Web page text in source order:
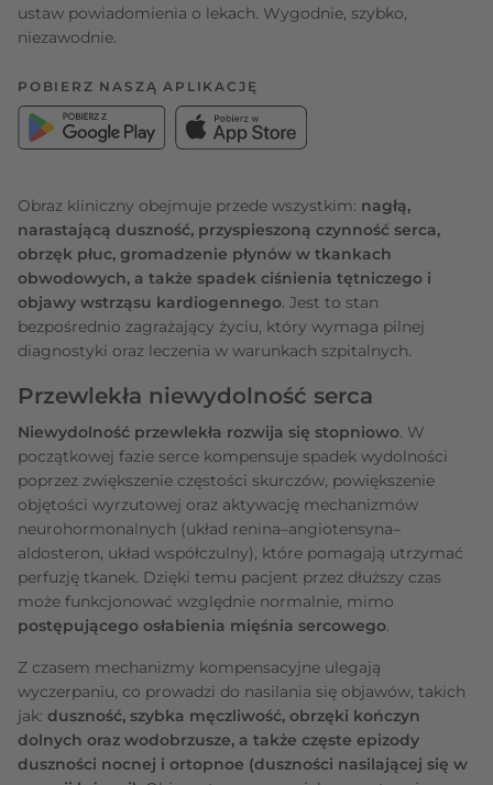
ustaw powiadomienia o lekach. Wygodnie, szybko,
niezawodnie.
POBIERZ NASZĄ APLIKACJĘ
Obraz kliniczny obejmuje przede wszystkim: nagłą,
narastającą duszność, przyspieszoną czynność serca,
obrzęk płuc, gromadzenie płynów w tkankach
obwodowych, a także spadek ciśnienia tętniczego i
objawy wstrząsu kardiogennego. Jest to stan
bezpośrednio zagrażający życiu, który wymaga pilnej
diagnostyki oraz leczenia w warunkach szpitalnych.
Przewlekła niewydolność serca
Niewydolność przewlekła rozwija się stopniowo. W
początkowej fazie serce kompensuje spadek wydolności
poprzez zwiększenie częstości skurczów, powiększenie
objętości wyrzutowej oraz aktywację mechanizmów
neurohormonalnych (układ renina–angiotensyna–
aldosteron, układ współczulny), które pomagają utrzymać
perfuzję tkanek. Dzięki temu pacjent przez dłuższy czas
może funkcjonować względnie normalnie, mimo
postępującego osłabienia mięśnia sercowego.
Z czasem mechanizmy kompensacyjne ulegają
wyczerpaniu, co prowadzi do nasilania się objawów, takich
jak: duszność, szybka męczliwość, obrzęki kończyn
dolnych oraz wodobrzusze, a także częste epizody
duszności nocnej i ortopnoe (duszności nasilającej się w